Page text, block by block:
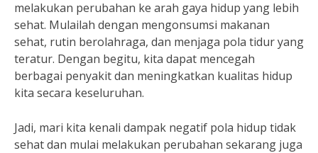
melakukan perubahan ke arah gaya hidup yang lebih
sehat. Mulailah dengan mengonsumsi makanan
sehat, rutin berolahraga, dan menjaga pola tidur yang
teratur. Dengan begitu, kita dapat mencegah
berbagai penyakit dan meningkatkan kualitas hidup
kita secara keseluruhan.
Jadi, mari kita kenali dampak negatif pola hidup tidak
sehat dan mulai melakukan perubahan sekarang juga